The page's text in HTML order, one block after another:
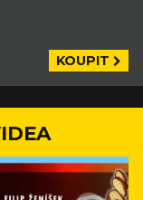
KOUPIT